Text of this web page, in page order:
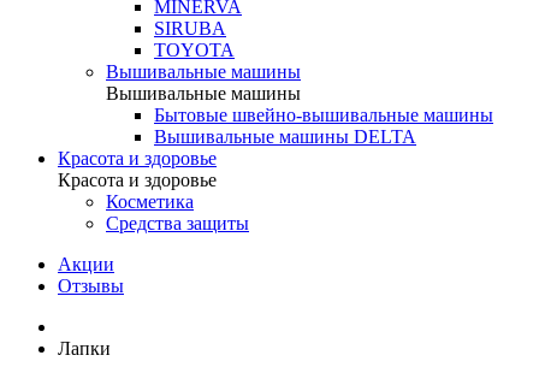
MINERVA
SIRUBA
TOYOTA
Вышивальные машины
Вышивальные машины
Бытовые швейно-вышивальные машины
Вышивальные машины DELTA
Красота и здоровье
Красота и здоровье
Косметика
Средства защиты
Акции
Отзывы
Лапки